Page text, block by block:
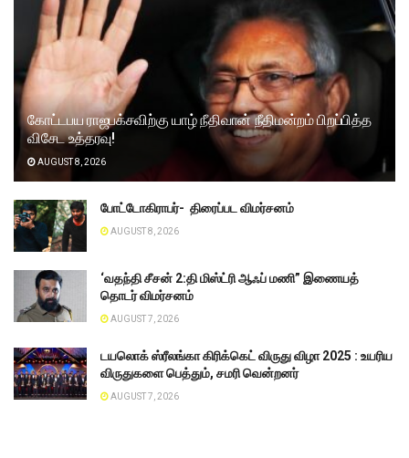
கோட்டபய ராஜபக்சவிற்கு யாழ் நீதிவான் நீதிமன்றம் பிறப்பித்த
விசேட உத்தரவு!
AUGUST 8, 2026
போட்டோகிராபர்- ‌ திரைப்பட விமர்சனம்
AUGUST 8, 2026
‘வதந்தி சீசன் 2:தி மிஸ்ட்ரி ஆஃப் மணி” இணையத்
தொடர் விமர்சனம்
AUGUST 7, 2026
டயலொக் ஸ்ரீலங்கா கிரிக்கெட் விருது விழா 2025 : உயரிய
விருதுகளை பெத்தும், சமரி வென்றனர்
AUGUST 7, 2026